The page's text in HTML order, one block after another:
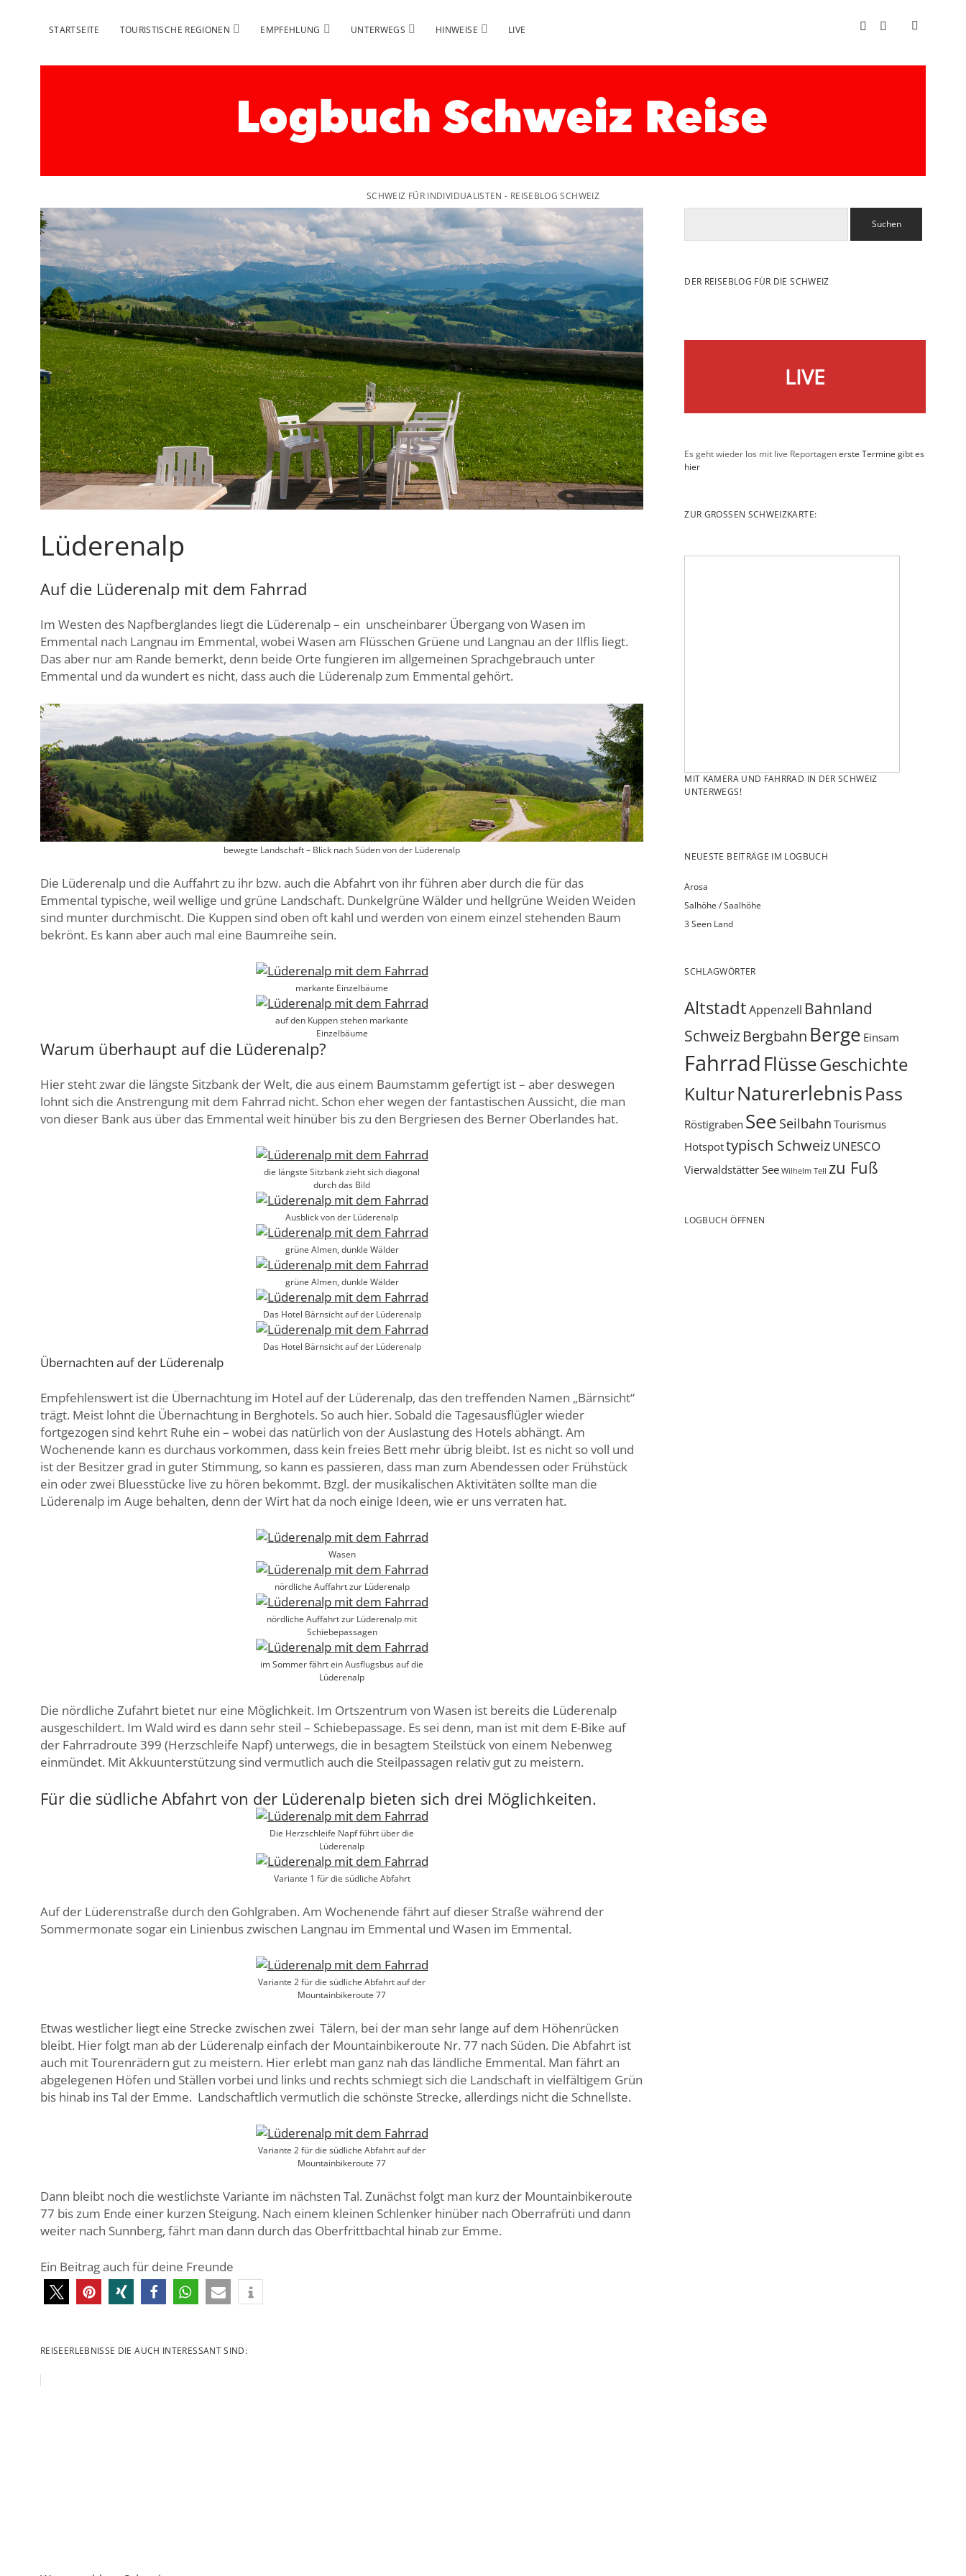
STARTSEITE TOURISTISCHE REGIONEN MenüEMPFEHLUNG Menü UNTERWEGS MenüHINWEISE Menü LIVE instagram
email
Schweiz
Reise
SCHWEIZ FÜR INDIVIDUALISTEN - REISEBLOG SCHWEIZ
Lüderenalp
Auf die Lüderenalp mit dem Fahrrad
Im Westen des Napfberglandes liegt die Lüderenalp – ein unscheinbarer Übergang von Wasen im
Emmental nach Langnau im Emmental, wobei Wasen am Flüsschen Grüene und Langnau an der Ilflis liegt.
Das aber nur am Rande bemerkt, denn beide Orte fungieren im allgemeinen Sprachgebrauch unter
Emmental und da wundert es nicht, dass auch die Lüderenalp zum Emmental gehört.
bewegte Landschaft – Blick nach Süden von der Lüderenalp
Die Lüderenalp und die Auffahrt zu ihr bzw. auch die Abfahrt von ihr führen aber durch die für das
Emmental typische, weil wellige und grüne Landschaft. Dunkelgrüne Wälder und hellgrüne Weiden Weiden
sind munter durchmischt. Die Kuppen sind oben oft kahl und werden von einem einzel stehenden Baum
bekrönt. Es kann aber auch mal eine Baumreihe sein.
markante Einzelbäume
auf den Kuppen stehen markante
Einzelbäume
Warum überhaupt auf die Lüderenalp?
Hier steht zwar die längste Sitzbank der Welt, die aus einem Baumstamm gefertigt ist – aber deswegen
lohnt sich die Anstrengung mit dem Fahrrad nicht. Schon eher wegen der fantastischen Aussicht, die man
von dieser Bank aus über das Emmental weit hinüber bis zu den Bergriesen des Berner Oberlandes hat.
die längste Sitzbank zieht sich diagonal
durch das Bild
Ausblick von der Lüderenalp
grüne Almen, dunkle Wälder
grüne Almen, dunkle Wälder
Das Hotel Bärnsicht auf der Lüderenalp
Das Hotel Bärnsicht auf der Lüderenalp
Übernachten auf der Lüderenalp
Empfehlenswert ist die Übernachtung im Hotel auf der Lüderenalp, das den treffenden Namen „Bärnsicht“
trägt. Meist lohnt die Übernachtung in Berghotels. So auch hier. Sobald die Tagesausflügler wieder
fortgezogen sind kehrt Ruhe ein – wobei das natürlich von der Auslastung des Hotels abhängt. Am
Wochenende kann es durchaus vorkommen, dass kein freies Bett mehr übrig bleibt. Ist es nicht so voll und
ist der Besitzer grad in guter Stimmung, so kann es passieren, dass man zum Abendessen oder Frühstück
ein oder zwei Bluesstücke live zu hören bekommt. Bzgl. der musikalischen Aktivitäten sollte man die
Lüderenalp im Auge behalten, denn der Wirt hat da noch einige Ideen, wie er uns verraten hat.
Wasen
nördliche Auffahrt zur Lüderenalp
nördliche Auffahrt zur Lüderenalp mit
Schiebepassagen
im Sommer fährt ein Ausflugsbus auf die
Lüderenalp
Die nördliche Zufahrt bietet nur eine Möglichkeit. Im Ortszentrum von Wasen ist bereits die Lüderenalp
ausgeschildert. Im Wald wird es dann sehr steil – Schiebepassage. Es sei denn, man ist mit dem E-Bike auf
der Fahrradroute 399 (Herzschleife Napf) unterwegs, die in besagtem Steilstück von einem Nebenweg
einmündet. Mit Akkuunterstützung sind vermutlich auch die Steilpassagen relativ gut zu meistern.
Für die südliche Abfahrt von der Lüderenalp bieten sich drei Möglichkeiten.
Die Herzschleife Napf führt über die
Lüderenalp
Variante 1 für die südliche Abfahrt
Auf der Lüderenstraße durch den Gohlgraben. Am Wochenende fährt auf dieser Straße während der
Sommermonate sogar ein Linienbus zwischen Langnau im Emmental und Wasen im Emmental.
Variante 2 für die südliche Abfahrt auf der
Mountainbikeroute 77
Etwas westlicher liegt eine Strecke zwischen zwei Tälern, bei der man sehr lange auf dem Höhenrücken
bleibt. Hier folgt man ab der Lüderenalp einfach der Mountainbikeroute Nr. 77 nach Süden. Die Abfahrt ist
auch mit Tourenrädern gut zu meistern. Hier erlebt man ganz nah das ländliche Emmental. Man fährt an
abgelegenen Höfen und Ställen vorbei und links und rechts schmiegt sich die Landschaft in vielfältigem Grün
bis hinab ins Tal der Emme. Landschaftlich vermutlich die schönste Strecke, allerdings nicht die Schnellste.
Variante 2 für die südliche Abfahrt auf der
Mountainbikeroute 77
Dann bleibt noch die westlichste Variante im nächsten Tal. Zunächst folgt man kurz der Mountainbikeroute
77 bis zum Ende einer kurzen Steigung. Nach einem kleinen Schlenker hinüber nach Oberrafrüti und dann
weiter nach Sunnberg, fährt man dann durch das Oberfrittbachtal hinab zur Emme.
Ein Beitrag auch für deine Freunde
REISEERLEBNISSE DIE AUCH INTERESSANT SIND:
DER REISEBLOG FÜR DIE SCHWEIZ
LIVE
Es geht wieder los mit live Reportagenerste Termine gibt es
hier
ZUR GROSSEN SCHWEIZKARTE:
MIT KAMERA UND FAHRRAD IN DER SCHWEIZ
UNTERWEGS!
NEUESTE BEITRÄGE IM LOGBUCH
Arosa
Salhöhe / Saalhöhe
3 Seen Land
SCHLAGWÖRTER
AltstadtAppenzell Bahnland
Schweiz Bergbahn Berge Einsam
FahrradFlüsseGeschichte
KulturNaturerlebnisPass
Röstigraben See Seilbahn Tourismus
Hotspottypisch SchweizUNESCO
Vierwaldstätter See Wilhelm Tell zu Fuß
LOGBUCH ÖFFNEN